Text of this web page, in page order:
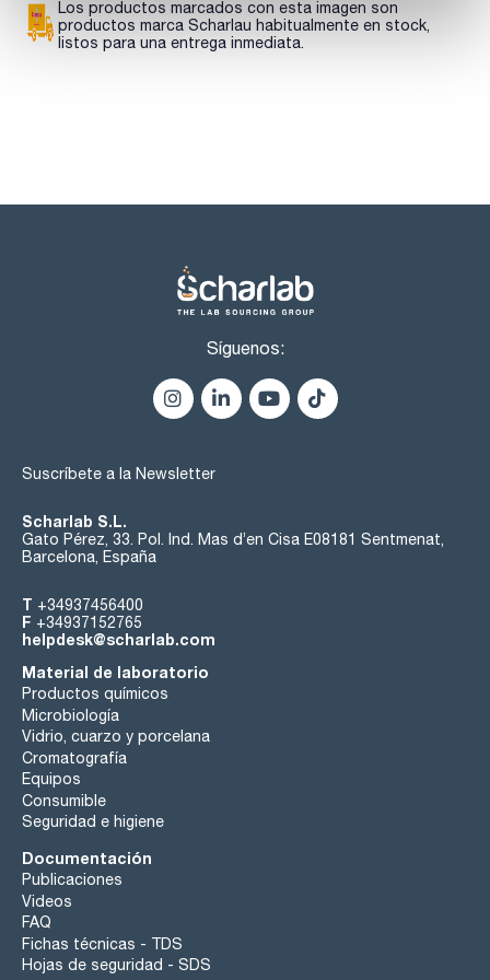
core-shell incluye más de 200 columnas y precolumnas con
diferente funcionalización de sílice, diámetro interno y
dimensiones.
Los productos marcados con esta imagen son
productos marca Scharlau habitualmente en stock,
listos para una entrega inmediata.
Síguenos:
Suscríbete a la Newsletter
Scharlab S.L.
Gato Pérez, 33. Pol. Ind. Mas d’en Cisa E08181 Sentmenat,
Barcelona, España
T +34937456400
F +34937152765
helpdesk@scharlab.com
Material de laboratorio
Productos químicos
Microbiología
Vidrio, cuarzo y porcelana
Cromatografía
Equipos
Consumible
Seguridad e higiene
Documentación
Publicaciones
Videos
FAQ
Fichas técnicas - TDS
Hojas de seguridad - SDS